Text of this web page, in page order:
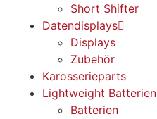
Short Shifter
Datendisplays
Displays
Zubehör
Karosserieparts
Lightweight Batterien
Batterien